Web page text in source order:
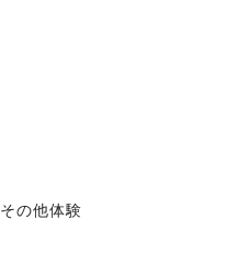
その他体験